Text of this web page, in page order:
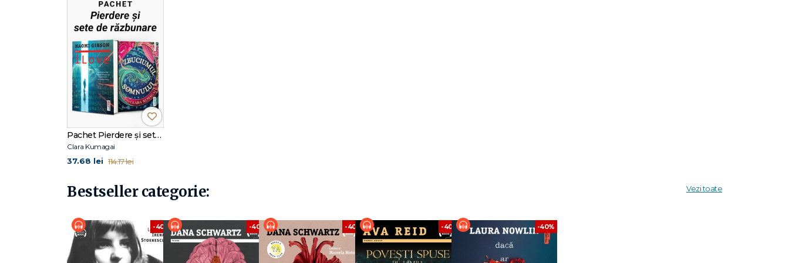
memoriei." The Bookseller
„Excelent, evocator și de o autentică profunzime." Nicola Yoon, autoarea romanului Absolut tot
Pachet Pierdere și sete de răzbunare
Clara Kumagai
37.68 lei 114.17 lei
Bestseller categorie: Vezi toate
-40% -40% -40% -40% -40%